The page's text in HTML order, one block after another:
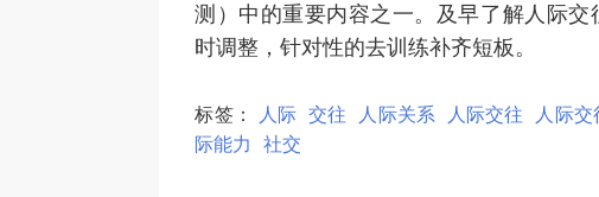
测）中的重要内容之一。及早了解人际
时调整，针对性的去训练补齐短板。
标签： 人际 交往 人际关系 人际交往 人际交
际能力
社交